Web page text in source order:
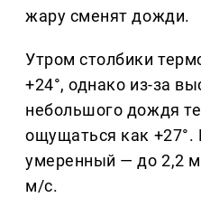
жару сменят дожди.
Утром столбики
+24°, однако из-за
небольшого дождя
ощущаться как +27°.
умеренный — до 2,2
м/с.